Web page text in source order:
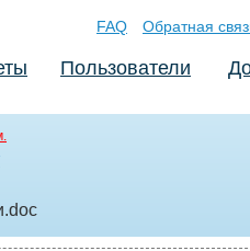
FAQ Обратная
Пользователи
.doc